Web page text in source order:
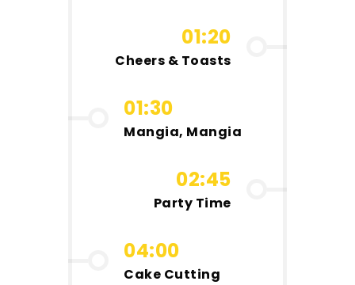
01:20
Cheers & Toasts
01:30
Mangia, Mangia
02:45
Party Time
04:00
Cake Cutting